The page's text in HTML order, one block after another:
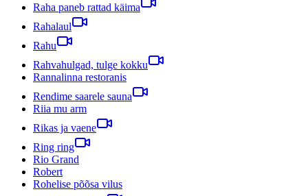
Raha paneb rattad käima
Rahalaul
Rahu
Rahvahulgad, tulge kokku
Rannalinna restoranis
Rendime saarele sauna
Riia mu arm
Rikas ja vaene
Ring ring
Rio Grand
Robert
Rohelise põõsa vilus